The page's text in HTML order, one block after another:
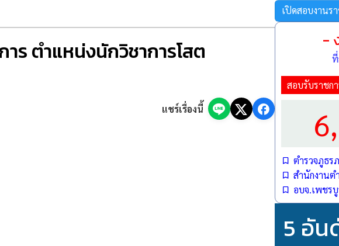
2569 สมัครออนไลน์ 8-19 ส.ค. 69
ามีงานรองรับ"
มัคร 11-17 ส.ค. 69)
. 69)
ร ตำแหน่งนักวิชาการโสต
แชร์เรื่องนี้
เปิดสอบงานร
-
สอบรับราชก
ตำรวจภูธร
สำนักงานต
อบจ.เพชร
5 อั